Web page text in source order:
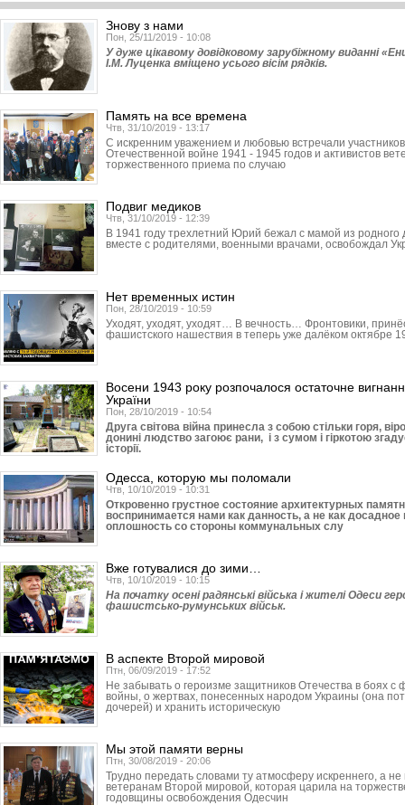
Знову з нами
Пон, 25/11/2019 - 10:08
У дуже цікавому довідковому зарубіжному виданні
І.М. Луценка вміщено усього вісім рядків.
Память на все времена
Чтв, 31/10/2019 - 13:17
С искренним уважением и любовью встречали
Отечественной войне 1941 - 1945 годов и активистов
торжественного приема по случаю
Подвиг медиков
Чтв, 31/10/2019 - 12:39
В 1941 году трехлетний Юрий бежал с мамой из
вместе с родителями, военными врачами, освобождал
Нет временных истин
Пон, 28/10/2019 - 10:59
Уходят, уходят, уходят… В вечность… Фронтовики,
фашистского нашествия в теперь уже далёком октябре
Восени 1943 року розпочалося остаточне
України
Пон, 28/10/2019 - 10:54
Друга світова війна принесла з собою стільки горя,
донині людство загоює рани, і з сумом і гіркотою
історії.
Одесса, которую мы поломали
Чтв, 10/10/2019 - 10:31
Откровенно грустное состояние архитектурных
воспринимается нами как данность, а не как
оплошность со стороны коммунальных слу
Вже готувалися до зими…
Чтв, 10/10/2019 - 10:15
На початку осені радянські війська і жителі Одеси
фашистсько-румунських військ.
В аспекте Второй мировой
Птн, 06/09/2019 - 17:52
Не забывать о героизме защитников Отечества в боях с
войны, о жертвах, понесенных народом Украины (она
дочерей) и хранить историческую
Мы этой памяти верны
Птн, 30/08/2019 - 20:06
Трудно передать словами ту атмосферу искреннего, а
ветеранам Второй мировой, которая царила на
годовщины освобождения Одесчин